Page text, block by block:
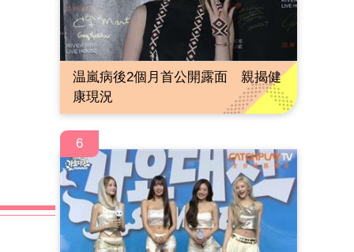
温嵐病後2個月首公開露面 親揭健
康現況
6